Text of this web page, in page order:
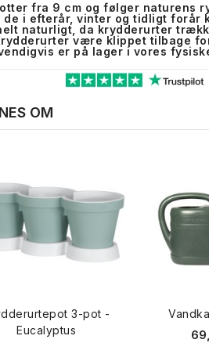
fra 9 cm og følger naturens
i efterår, vinter og tidligt forår
naturligt, da krydderurter
være klippet tilbage
er på lager i vores
OM
3-pot -
Eucalyptus